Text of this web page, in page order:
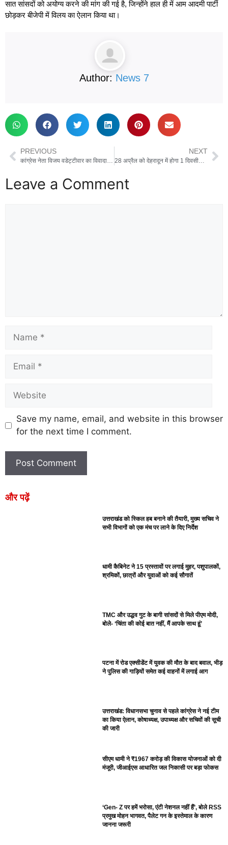
सात सांसदों को अयोग्य करने की मांग की गई है, जिन्होंने हाल ही में आम आदमी पार्टी
छोड़कर बीजेपी में विलय का ऐलान किया था।
Author: News 7
PREVIOUS
कांग्रेस नेता विजय वडेट्टीवार का विवादास्पद बयान, ट्रंप पर हमले को सही ठहराया, बोले, ‘भारत में भी ऐसा ही माहौल’
NEXT
28 अप्रैल को देहरादून में होगा 1 दिवसीय विशेष सत्र, स्पीकर ने की तैयारियों को लेकर बैठक, DGP और मुख्य सचिव रहे मौजूद
Leave a Comment
Save my name, email, and website in this browser
for the next time I comment.
और पढ़ें
उत्तराखंड को स्किल हब बनाने की तैयारी, मुख्य सचिव ने
सभी विभागों को एक मंच पर लाने के दिए निर्देश
धामी कैबिनेट ने 15 प्रस्तावों पर लगाई मुहर, पशुपालकों,
श्रमिकों, छात्रों और युवाओं को कई सौगातें
TMC और उद्धव गुट के बागी सांसदों से मिले पीएम मोदी,
बोले- ‘चिंता की कोई बात नहीं, मैं आपके साथ हूं’
पटना में रोड एक्सीडेंट में युवक की मौत के बाद बवाल, भीड़
ने पुलिस की गाड़ियों समेत कई वाहनों में लगाई आग
उत्तराखंड: विधानसभा चुनाव से पहले कांग्रेस ने नई टीम
का किया ऐलान, कोषाध्यक्ष, उपाध्यक्ष और सचिवों की सूची
की जारी
सीएम धामी ने ₹1967 करोड़ की विकास योजनाओं को दी
मंजूरी, जीआईएस आधारित जल निकासी पर बड़ा फोकस
‘Gen- Z पर हमें भरोसा, एंटी नेशनल नहीं हैं’, बोले RSS
प्रमुख मोहन भागवत, पैलेट गन के इस्तेमाल के कारण
जानना जरूरी